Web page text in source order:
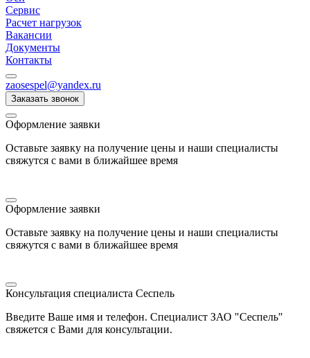
Сервис
Расчет нагрузок
Вакансии
Документы
Контакты
zaosespel@yandex.ru
Заказать звонок
Оформление заявки
Оставьте заявку на получение цены и наши специалисты
свяжутся с вами в ближайшее время
Оформление заявки
Оставьте заявку на получение цены и наши специалисты
свяжутся с вами в ближайшее время
Консультация специалиста Сеспель
Введите Ваше имя и телефон. Специалист ЗАО "Сеспель"
свяжется с Вами для консультации.